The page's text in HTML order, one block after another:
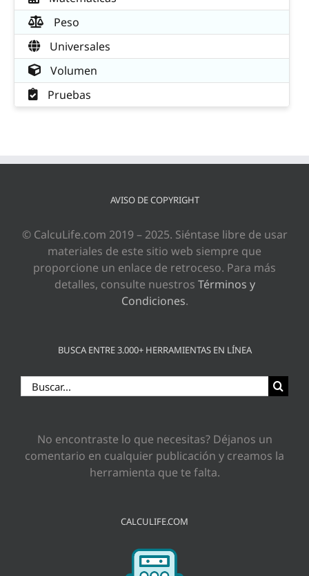
Peso
Universales
Volumen
Pruebas
AVISO DE COPYRIGHT
© CalcuLife.com 2019 – 2025. Siéntase libre de usar
materiales de este sitio web siempre que
proporcione un enlace de retroceso. Para más
detalles, consulte nuestros Términos y
Condiciones.
BUSCA ENTRE 3.000+ HERRAMIENTAS EN LÍNEA
Buscar:
No encontraste lo que necesitas? Déjanos un
comentario en cualquier publicación y creamos la
herramienta que te falta.
CALCULIFE.COM